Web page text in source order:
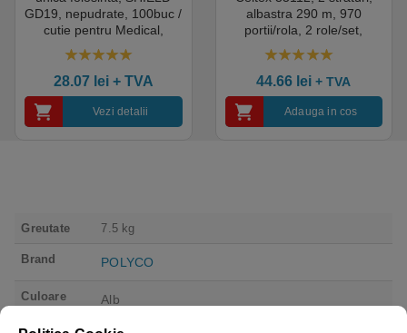
GD19, nepudrate, 100buc /
cutie pentru Medical,
HoReCa, saloane si
domeniul industrial, calitate
premium
28.07 lei+ TVA
Vezi detalii
albastra 290 m, 970
portii/rola, 2 role/set,
certificata pentru industria
alimentara, Ecolabel
44.66 lei + TVA
Adauga in cos
Greutate 7.5 kg
Brand POLYCO
Culoare Alb